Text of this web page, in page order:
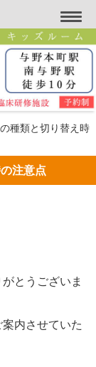
種類と切り替え時
注意点
とうございま
内させていた